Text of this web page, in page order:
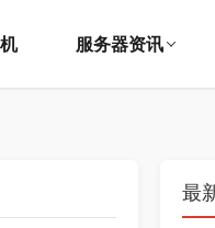
服务器资讯
最